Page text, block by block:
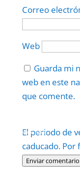
Correo
Web
Guarda mi
web en este
que comente.
El periodo de
caducado. Por
Enviar comentario
Politica–Términos.